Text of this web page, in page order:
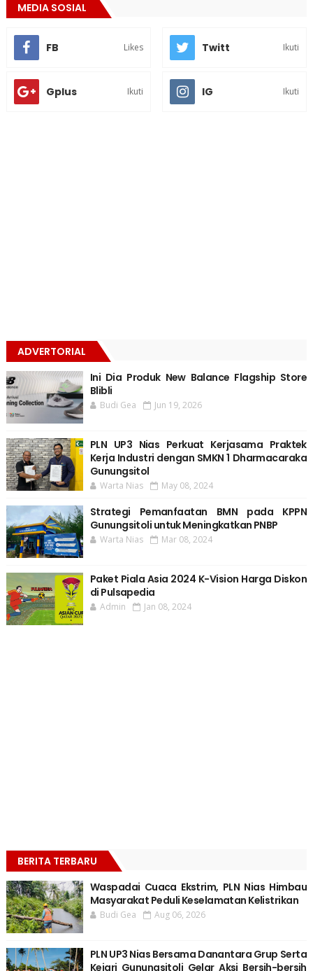
MEDIA SOSIAL
FB Likes Twitt Ikuti
Gplus Ikuti IG Ikuti
ADVERTORIAL
Ini Dia Produk New Balance Flagship Store
Blibli
Budi Gea Jun 19, 2026
PLN UP3 Nias Perkuat Kerjasama Praktek
Kerja Industri dengan SMKN 1 Dharmacaraka
Gunungsitol
Warta Nias May 08, 2024
Strategi Pemanfaatan BMN pada KPPN
Gunungsitoli untuk Meningkatkan PNBP
Warta Nias Mar 08, 2024
Paket Piala Asia 2024 K-Vision Harga Diskon
di Pulsapedia
Admin Jan 08, 2024
BERITA TERBARU
Waspadai Cuaca Ekstrim, PLN Nias Himbau
Masyarakat Peduli Keselamatan Kelistrikan
Budi Gea Aug 06, 2026
PLN UP3 Nias Bersama Danantara Grup Serta
Kejari Gunungsitoli Gelar Aksi Bersih-bersih